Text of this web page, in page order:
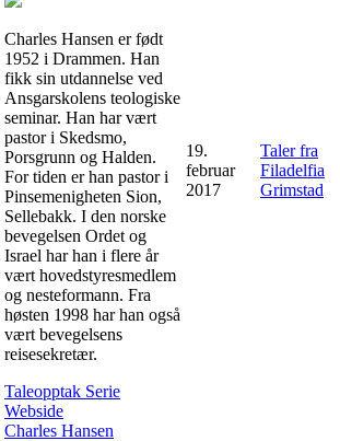
Charles Hansen er født
1952 i Drammen. Han
fikk sin utdannelse ved
Ansgarskolens teologiske
seminar. Han har vært
pastor i Skedsmo,
Porsgrunn og Halden.
For tiden er han pastor i
Pinsemenigheten Sion,
Sellebakk. I den norske
bevegelsen Ordet og
Israel har han i flere år
vært hovedstyresmedlem
og nesteformann. Fra
høsten 1998 har han også
vært bevegelsens
reisesekretær.
Taleopptak Serie
Webside
Charles Hansen
19.
februar
2017
Taler fra
Filadelfia
Grimstad